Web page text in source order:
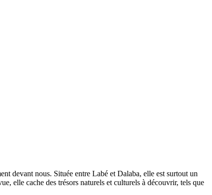
devant nous. Située entre Labé et Dalaba, elle est surtout un
elle cache des trésors naturels et culturels à découvrir, tels que